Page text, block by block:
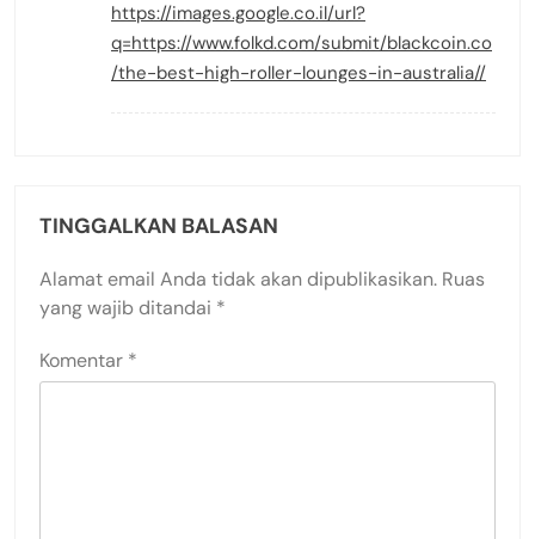
https://images.google.co.il/url?
q=https://www.folkd.com/submit/blackcoin.co
/the-best-high-roller-lounges-in-australia//
TINGGALKAN BALASAN
Alamat email Anda tidak akan dipublikasikan. Ruas
yang wajib ditandai *
Komentar *